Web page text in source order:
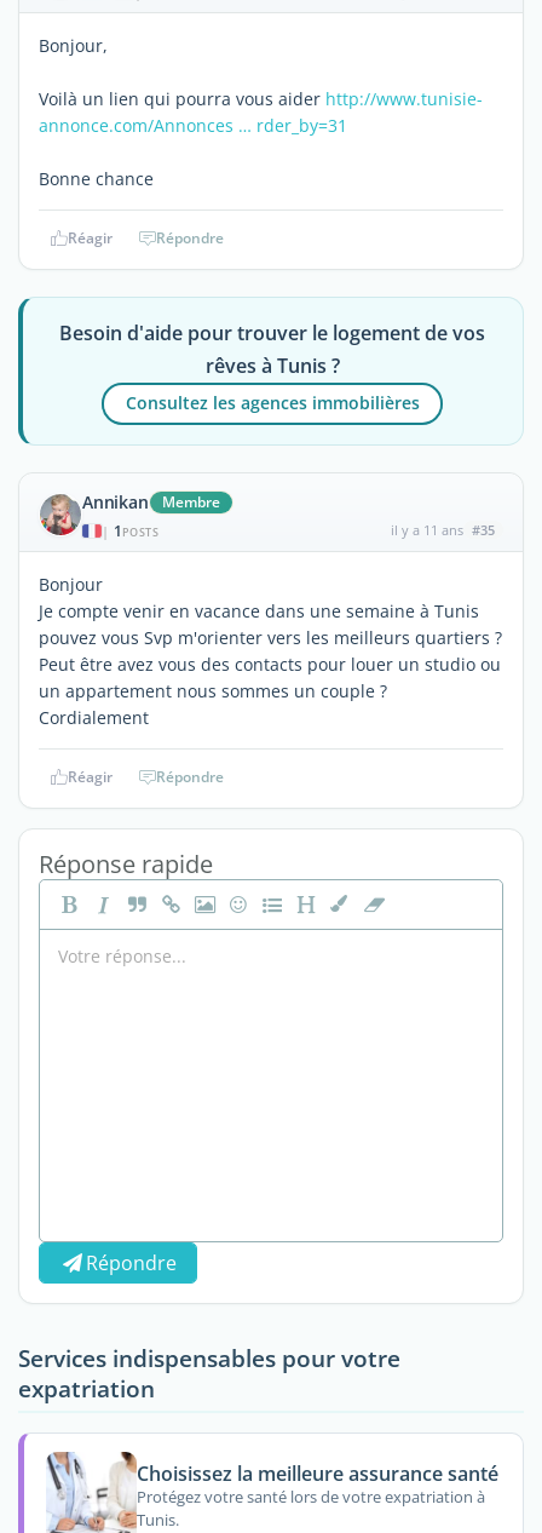
Bonjour,
Voilà un lien qui pourra vous aider http://www.tunisie-
annonce.com/Annonces … rder_by=31
Bonne chance
Réagir Répondre
Besoin d'aide pour trouver le logement de vos
rêves à Tunis ?
Consultez les agences immobilières
Annikan Membre
| 1 POSTS il y a 11 ans #35
Bonjour
Je compte venir en vacance dans une semaine à Tunis
pouvez vous Svp m'orienter vers les meilleurs quartiers ?
Peut être avez vous des contacts pour louer un studio ou
un appartement nous sommes un couple ?
Cordialement
Réagir Répondre
Réponse rapide
Répondre
Services indispensables pour votre
expatriation
Choisissez la meilleure assurance santé
Protégez votre santé lors de votre expatriation à
Tunis.